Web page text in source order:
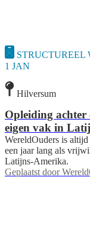
STRUCTUREEL
1 JAN
Hilversum
Opleiding achter
eigen vak in
WereldOuders is
een jaar lang als
Latijns-Amerika.
Geplaatst door